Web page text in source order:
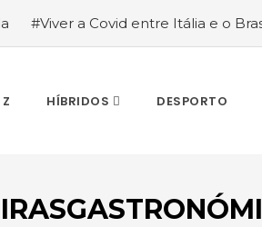
#Viver a Covid entre Itália e o
HÍBRIDOS DESPORTO